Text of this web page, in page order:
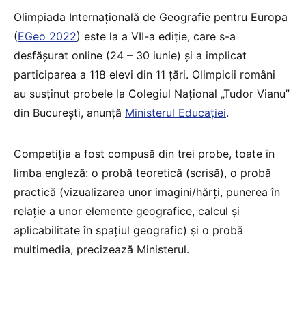
Olimpiada Internațională de Geografie pentru Europa
(EGeo 2022) este la a VII-a ediție, care s-a
desfășurat online (24 – 30 iunie) și a implicat
participarea a 118 elevi din 11 țări. Olimpicii români
au susținut probele la Colegiul Național „Tudor Vianu”
din București, anunță Ministerul Educației.
Competiția a fost compusă din trei probe, toate în
limba engleză: o probă teoretică (scrisă), o probă
practică (vizualizarea unor imagini/hărți, punerea în
relație a unor elemente geografice, calcul și
aplicabilitate în spațiul geografic) şi o probă
multimedia, precizează Ministerul.